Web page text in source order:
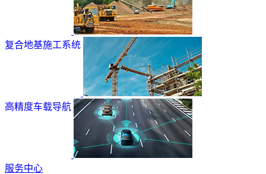
复合地基施工系统
高精度车载导航
服务中心